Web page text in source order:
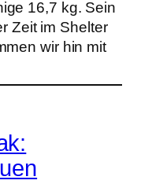
16,7 kg. Sein
Zeit im Shelter
wir hin mit